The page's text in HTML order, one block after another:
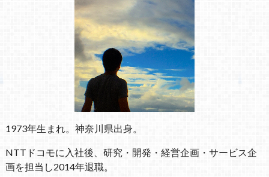
1973年生まれ。神奈川県出身。
NTTドコモに入社後、研究・開発・経営企画・サービス企
画を担当し2014年退職。